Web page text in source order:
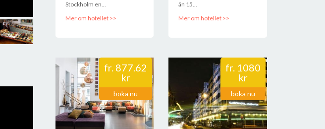
Stockholm en...
Mer om hotellet >>
fr. 877.62
kr
boka nu
än 15...
Mer om hotellet >>
fr. 1080
kr
boka nu